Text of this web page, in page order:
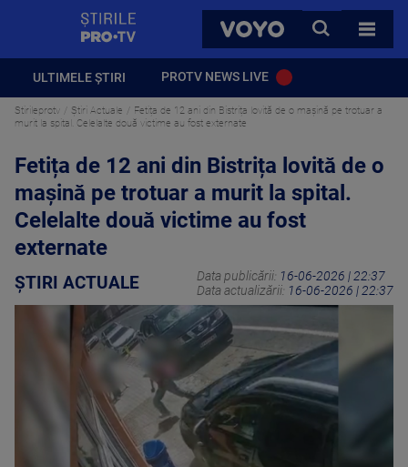
VOYO
CAUTA
TOATE
ULTIMELE ȘTIRI PROTV NEWS LIVE
Stirileprotv Știri Actuale
Fetița de 12 ani din Bistrița lovită de o mașină pe trotuar a
murit la spital. Celelalte două victime au fost externate
Fetița de 12 ani din Bistrița lovită de o
mașină pe trotuar a murit la spital.
Celelalte două victime au fost
externate
ȘTIRI ACTUALE Data publicării: 16-06-2026 | 22:37
Data actualizării: 16-06-2026 | 22:37